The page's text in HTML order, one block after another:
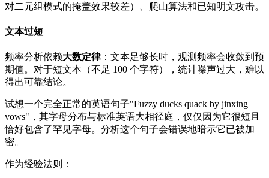
对二元组模式的掩盖效果较差）、爬山算法和已知明文攻击。
文本过短
频率分析依赖大数定律：文本足够长时，观测频率会收敛到预
期值。对于短文本（不足 100 个字符），统计噪声过大，难以
得出可靠结论。
试想一个完全正常的英语句子"Fuzzy ducks quack by jinxing
vows"，其字母分布与标准英语大相径庭，仅仅因为它很短且
恰好包含了罕见字母。分析这个句子会错误地暗示它已被加
密。
作为经验法则：